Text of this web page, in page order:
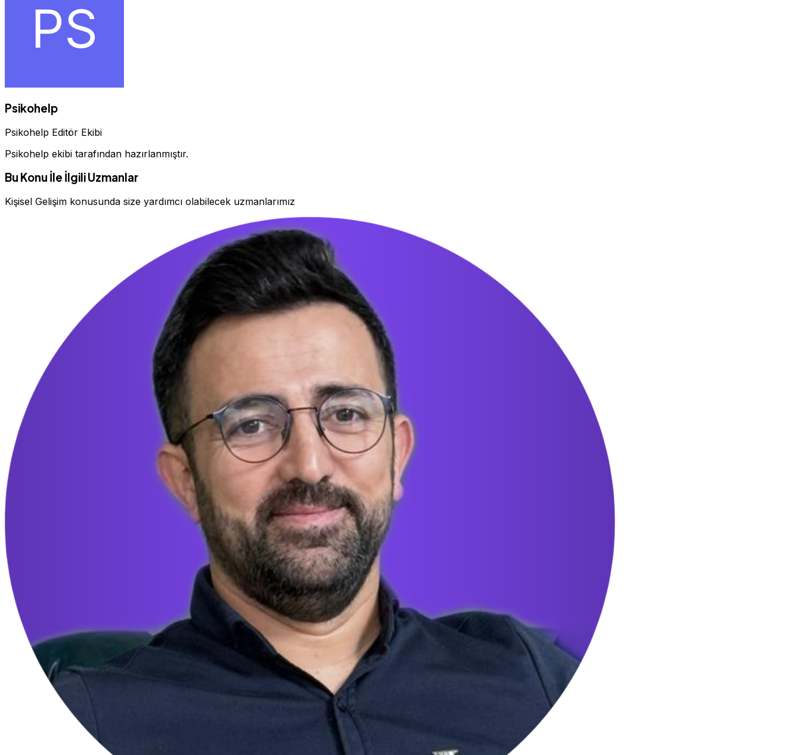
Psikohelp
Psikohelp Editör Ekibi
Psikohelp ekibi tarafından hazırlanmıştır.
Bu Konu İle İlgili Uzmanlar
Kişisel Gelişim konusunda size yardımcı olabilecek uzmanlarımız